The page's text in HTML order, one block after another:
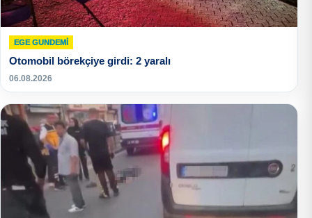
EGE GUNDEMİ
Otomobil börekçiye girdi: 2 yaralı
06.08.2026